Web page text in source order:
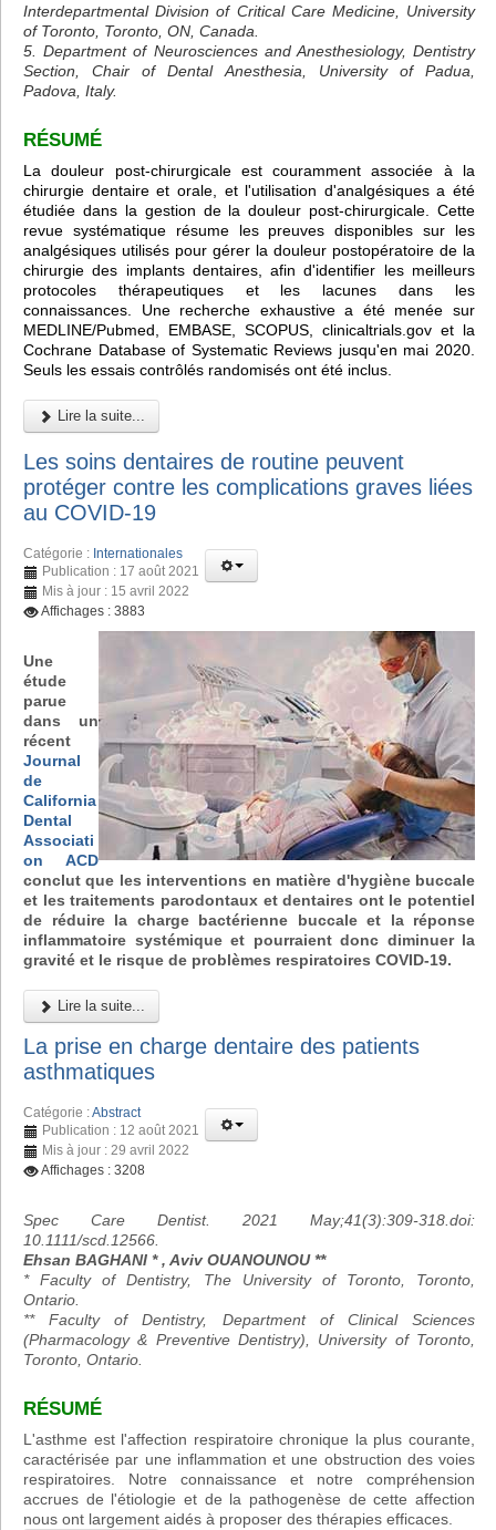
Interdepartmental Division of Critical Care Medicine, University
of Toronto, Toronto, ON, Canada.
5. Department of Neurosciences and Anesthesiology, Dentistry
Section, Chair of Dental Anesthesia, University of Padua,
Padova, Italy.
RÉSUMÉ
La douleur post-chirurgicale est couramment associée à la
chirurgie dentaire et orale, et l'utilisation d'analgésiques a été
étudiée dans la gestion de la douleur post-chirurgicale. Cette
revue systématique résume les preuves disponibles sur les
analgésiques utilisés pour gérer la douleur postopératoire de la
chirurgie des implants dentaires, afin d'identifier les meilleurs
protocoles thérapeutiques et les lacunes dans les
connaissances. Une recherche exhaustive a été menée sur
MEDLINE/Pubmed, EMBASE, SCOPUS, clinicaltrials.gov et la
Cochrane Database of Systematic Reviews jusqu'en mai 2020.
Seuls les essais contrôlés randomisés ont été inclus.
Lire la suite...
Les soins dentaires de routine peuvent
protéger contre les complications graves liées
au COVID-19
Catégorie : Internationales
Publication : 17 août 2021
Mis à jour : 15 avril 2022
Affichages : 3883
Une
étude
parue
dans un
récent
Journal
de
California
Dental
Associati
on ACD
conclut que les interventions en matière d'hygiène buccale
et les traitements parodontaux et dentaires ont le potentiel
de réduire la charge bactérienne buccale et la réponse
inflammatoire systémique et pourraient donc diminuer la
gravité et le risque de problèmes respiratoires COVID-19.
Lire la suite...
La prise en charge dentaire des patients
asthmatiques
Catégorie :Abstract
Publication : 12 août 2021
Mis à jour : 29 avril 2022
Affichages : 3208
Spec Care Dentist. 2021 May;41(3):309-318.doi:
10.1111/scd.12566.
Ehsan BAGHANI * , Aviv OUANOUNOU **
* Faculty of Dentistry, The University of Toronto, Toronto,
Ontario.
** Faculty of Dentistry, Department of Clinical Sciences
(Pharmacology & Preventive Dentistry), University of Toronto,
Toronto, Ontario.
RÉSUMÉ
L'asthme est l'affection respiratoire chronique la plus courante,
caractérisée par une inflammation et une obstruction des voies
respiratoires. Notre connaissance et notre compréhension
accrues de l'étiologie et de la pathogenèse de cette affection
nous ont largement aidés à proposer des thérapies efficaces.